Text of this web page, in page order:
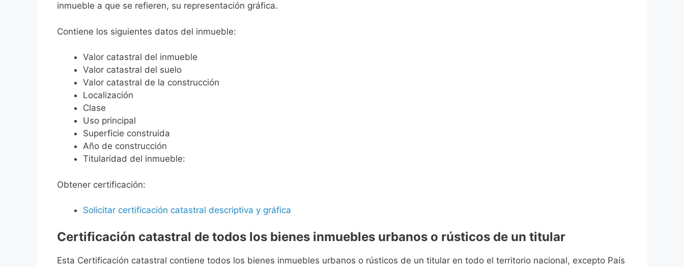
inmueble a que se refieren, su representación gráfica.
Contiene los siguientes datos del inmueble:
Valor catastral del inmueble
Valor catastral del suelo
Valor catastral de la construcción
Localización
Clase
Uso principal
Superficie construida
Año de construcción
Titularidad del inmueble:
Obtener certificación:
Solicitar certificación catastral descriptiva y gráfica
Certificación catastral de todos los bienes inmuebles urbanos o rústicos de un titular
Esta Certificación catastral contiene todos los bienes inmuebles urbanos o rústicos de un titular en todo el territorio nacional, excepto País